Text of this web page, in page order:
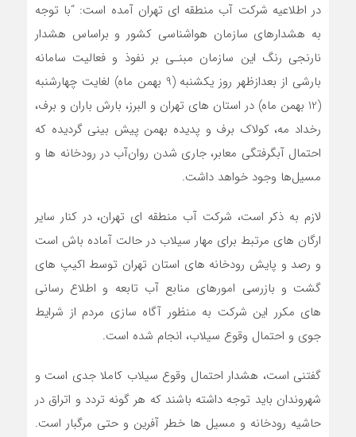
در اطلاعیه شرکت آب منطقه ای تهران آمده است: “با توجه
به هشدارهای سازمان هواشناسی کشور و براساس هشدار
نارنجی رنگ این سازمان مبنـی بر نفوذ و فعالیت سامانه
بارشی از بعدازظهر روز یکشنبه (9 بهمن ماه) لغایت چهارشنبه
(12 بهمن ماه) در استان های تهران و البرز، بارش باران و برف،
رخداد مه، کولاک برف و پدیده بهمن پیش بینی گردیده که
احتمال آبگرفتگی معابر، جاری شدن روان‌آب در رودخانه ها و
مسیل‌ها وجود خواهد داشت.
لازم به ذکر است، شرکت آب منطقه ای تهران، در کنار سایر
ارگان های مرتبط برای مهار ‏سیلاب در حالت آماده باش است
و رصد و پایش رودخانه های ‏استان تهران توسط اکیپ های
گشت و بازرسی امورهای منابع آب تابعه و اطلاع رسانی
های مکرر این ‏شرکت به منظور آگاه سازی مردم از شرایط
جوی و احتمال وقوع سیلاب، انجام شده است.
گفتنی است، هشدار احتمال وقوع ‏سیلاب کاملا جدی است و
شهروندان باید توجه داشته باشند که هر گونه تردد و اتراق در
حاشیه ‏رودخانه و مسیل ها خطر آفرین و حتی مرگبار است.